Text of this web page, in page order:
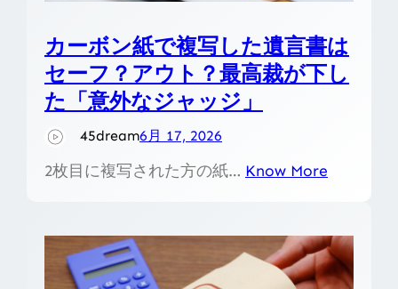
カーボン紙で複写した遺言書は
セーフ？アウト？最高裁が下し
た「意外なジャッジ」
45dream6月 17, 2026
2枚目に複写された方の紙… Know More